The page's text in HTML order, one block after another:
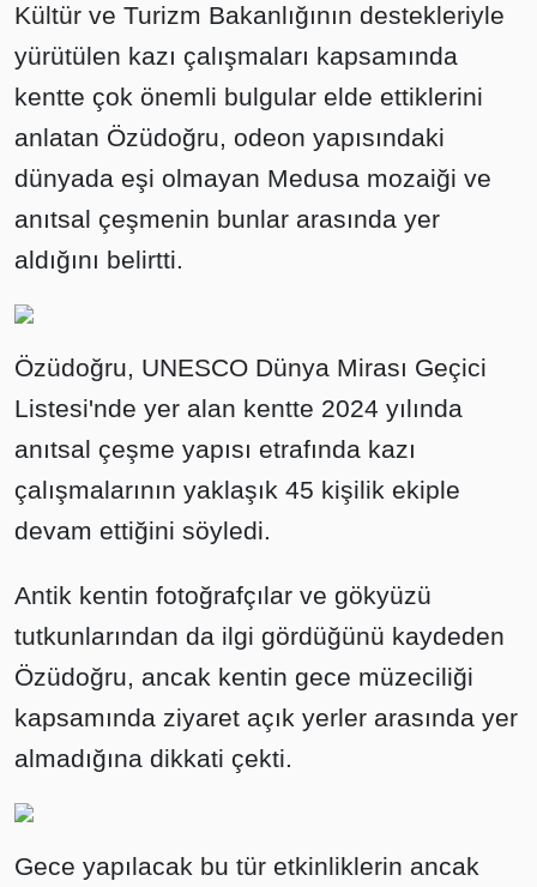
Kültür ve Turizm Bakanlığının destekleriyle
yürütülen kazı çalışmaları kapsamında
kentte çok önemli bulgular elde ettiklerini
anlatan Özüdoğru, odeon yapısındaki
dünyada eşi olmayan Medusa mozaiği ve
anıtsal çeşmenin bunlar arasında yer
aldığını belirtti.
Özüdoğru, UNESCO Dünya Mirası Geçici
Listesi'nde yer alan kentte 2024 yılında
anıtsal çeşme yapısı etrafında kazı
çalışmalarının yaklaşık 45 kişilik ekiple
devam ettiğini söyledi.
Antik kentin fotoğrafçılar ve gökyüzü
tutkunlarından da ilgi gördüğünü kaydeden
Özüdoğru, ancak kentin gece müzeciliği
kapsamında ziyaret açık yerler arasında yer
almadığına dikkati çekti.
Gece yapılacak bu tür etkinliklerin ancak